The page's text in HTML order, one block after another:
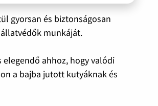
gyorsan és biztonságosan
munkáját.
ahhoz, hogy valódi
a bajba jutott kutyáknak és